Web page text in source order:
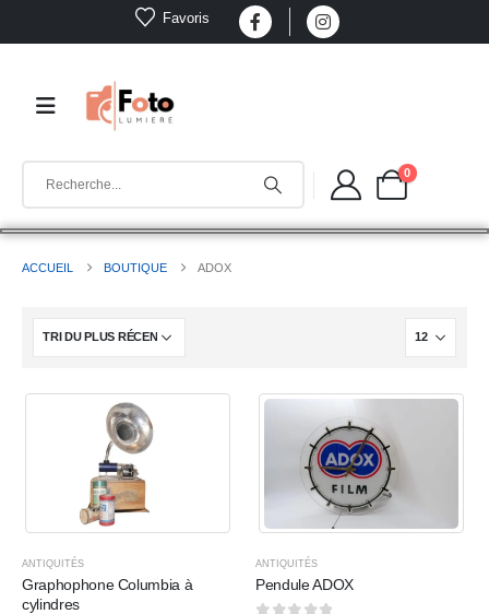
Favoris
0
ACCUEIL BOUTIQUE ADOX
ANTIQUITÉS
Graphophone Columbia à
cylindres
ANTIQUITÉS
Pendule ADOX